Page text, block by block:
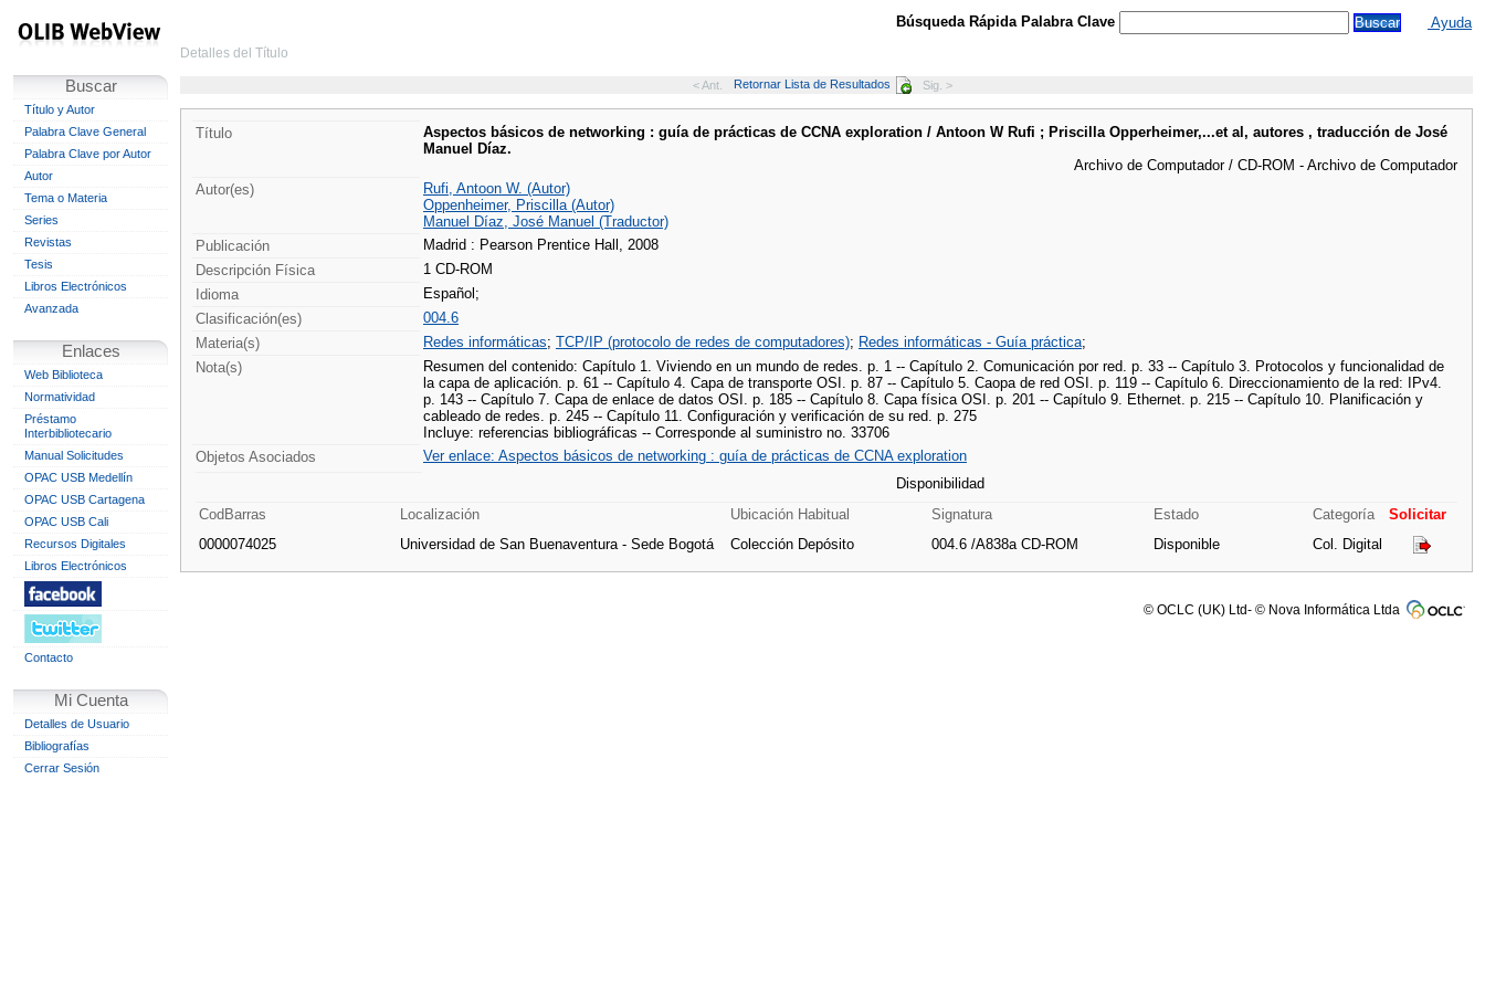
Buscar
Título y Autor
Palabra Clave General
Palabra Clave por Autor
Autor
Tema o Materia
Series
Revistas
Tesis
Libros Electrónicos
Avanzada
Enlaces
Web Biblioteca
Normatividad
Préstamo
Interbibliotecario
Manual Solicitudes
OPAC USB Medellín
OPAC USB Cartagena
OPAC USB Cali
Recursos Digitales
Libros Electrónicos
Contacto
Mi Cuenta
Detalles de Usuario
Bibliografías
Cerrar Sesión
Búsqueda Rápida Palabra Clave Ayuda
Detalles del Título
< Ant. Retornar Lista de Resultados Sig. >
Título
Aspectos básicos de networking : guía de prácticas de CCNA exploration / Antoon W Rufi ; Priscilla Opperheimer,...et al, autores , traducción de José
Manuel Díaz.
Archivo de Computador / CD-ROM - Archivo de Computador
Autor(es)
Rufi, Antoon W. (Autor)
Oppenheimer, Priscilla (Autor)
Manuel Díaz, José Manuel (Traductor)
Publicación
Madrid : Pearson Prentice Hall, 2008
Descripción Física
1 CD-ROM
Idioma
Español;
Clasificación(es)
004.6
Materia(s)
Redes informáticas; TCP/IP (protocolo de redes de computadores); Redes informáticas - Guía práctica;
Nota(s)
Resumen del contenido: Capítulo 1. Viviendo en un mundo de redes. p. 1 -- Capítulo 2. Comunicación por red. p. 33 -- Capítulo 3. Protocolos y funcionalidad de
la capa de aplicación. p. 61 -- Capítulo 4. Capa de transporte OSI. p. 87 -- Capítulo 5. Caopa de red OSI. p. 119 -- Capítulo 6. Direccionamiento de la red: IPv4.
p. 143 -- Capítulo 7. Capa de enlace de datos OSI. p. 185 -- Capítulo 8. Capa física OSI. p. 201 -- Capítulo 9. Ethernet. p. 215 -- Capítulo 10. Planificación y
cableado de redes. p. 245 -- Capítulo 11. Configuración y verificación de su red. p. 275
Incluye: referencias bibliográficas -- Corresponde al suministro no. 33706
Objetos Asociados
Ver enlace: Aspectos básicos de networking : guía de prácticas de CCNA exploration
Disponibilidad
CodBarras
Localización Ubicación Habitual Signatura Estado Categoría
Solicitar
0000074025
Universidad de San Buenaventura - Sede Bogotá Colección Depósito 004.6 /A838a CD-ROM Disponible Col. Digital
© OCLC (UK) Ltd- © Nova Informática Ltda